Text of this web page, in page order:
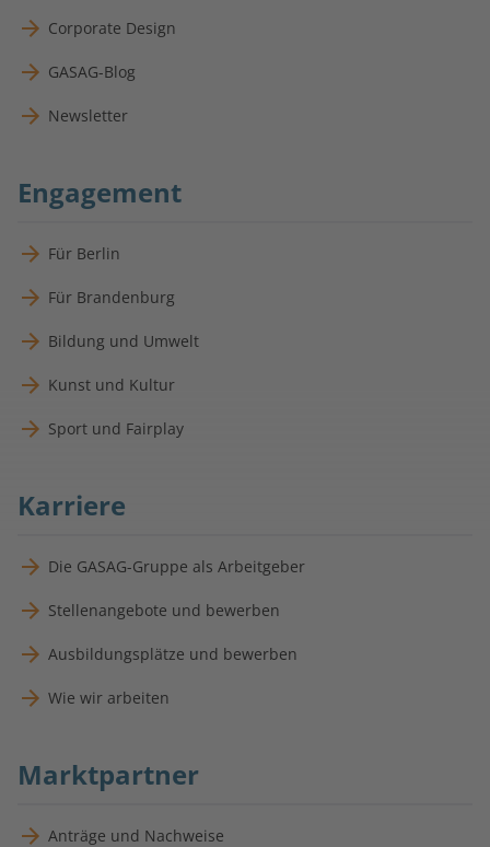
Corporate Design
GASAG-Blog
Newsletter
Engagement
Für Berlin
Für Brandenburg
Bildung und Umwelt
Kunst und Kultur
Sport und Fairplay
Karriere
Die GASAG-Gruppe als Arbeitgeber
Stellenangebote und bewerben
Ausbildungsplätze und bewerben
Wie wir arbeiten
Marktpartner
Anträge und Nachweise